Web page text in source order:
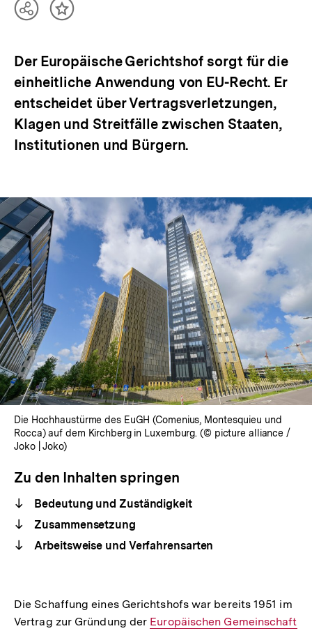
TeilenInhalt
Der Europäische Gerichtshof sorgt für die
einheitliche Anwendung von EU-Recht. Er
entscheidet über Vertragsverletzungen,
Klagen und Streitfälle zwischen Staaten,
Institutionen und Bürgern.
Die Hochhaustürme des EuGH (Comenius, Montesquieu und
Rocca) auf dem Kirchberg in Luxemburg. (© picture alliance /
Joko | Joko)
Zu den Inhalten springen
Bedeutung und Zuständigkeit
Zusammensetzung
Arbeitsweise und Verfahrensarten
Die Schaffung eines Gerichtshofs war bereits 1951 im
Vertrag zur Gründung der Interner
Europäischen Gemeinschaft